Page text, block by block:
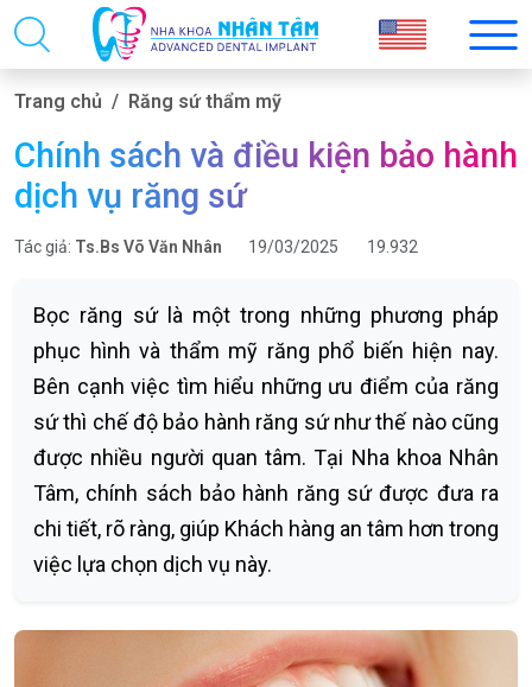
Trang chủ Răng sứ thẩm mỹ
Chính sách và điều kiện bảo hành
dịch vụ răng sứ
Tác giả: Ts.Bs Võ Văn Nhân 19/03/2025 19.932
Bọc răng sứ là một trong những phương pháp
phục hình và thẩm mỹ răng phổ biến hiện nay.
Bên cạnh việc tìm hiểu những ưu điểm của răng
sứ thì chế độ bảo hành răng sứ như thế nào cũng
được nhiều người quan tâm. Tại Nha khoa Nhân
Tâm, chính sách bảo hành răng sứ được đưa ra
chi tiết, rõ ràng, giúp Khách hàng an tâm hơn trong
việc lựa chọn dịch vụ này.